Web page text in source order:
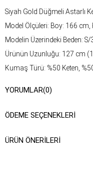
Siyah Gold Düğmeli Astarlı
Model Ölçüleri: Boy: 166 cm,
Modelin Üzerindeki Beden: S/
Ürünün Uzunluğu: 127 cm
Kumaş Türü: %50 Keten,
talimatına ulaşabilirsiniz.
YORUMLAR(0)
ÖDEME SEÇENEKLERI
ÜRÜN ÖNERILERI